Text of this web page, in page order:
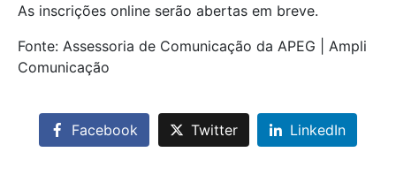
As inscrições online serão abertas em breve.
Fonte: Assessoria de Comunicação da APEG | Ampli
Comunicação
Facebook Twitter LinkedIn